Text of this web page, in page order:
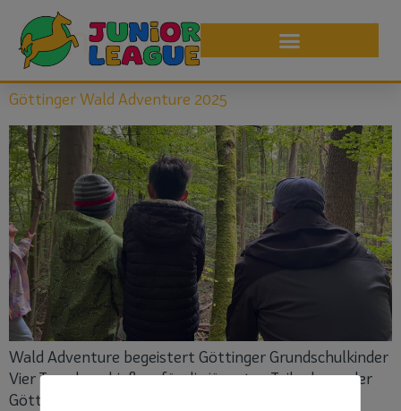
Schlagwort:rätsel
Göttinger Wald Adventure 2025
Wald Adventure begeistert Göttinger Grundschulkinder
Vier Tage lang hieß es für die jüngsten Teilnehmer der
Göttinger Grundschulliga: Rucksack auf, Schuhe